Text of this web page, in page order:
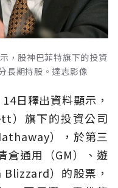
，股神巴菲特旗下的投資
長期持股。達志影像
日釋出資料顯示，
）旗下的投資公司
），於第三
倉通用（GM）、遊
）的股票，